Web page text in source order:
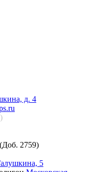
д. 4
(Доб. 2759)
5